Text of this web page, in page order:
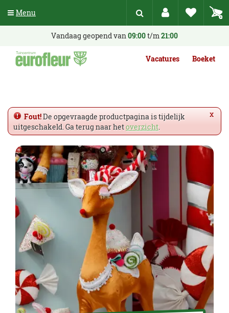
n
Vandaag geopend van09:00t/m21:00
Vacatures Boeket
x
Fout!De opgevraagde productpagina is tijdelijk
uitgeschakeld. Ga terug naar hetoverzicht.
Menu